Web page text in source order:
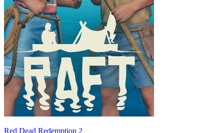
Red Dead Redemption 2